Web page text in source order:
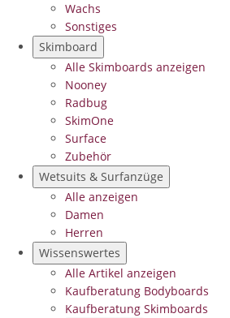
Wachs
Sonstiges
Skimboard
Alle Skimboards anzeigen
Nooney
Radbug
SkimOne
Surface
Zubehör
Wetsuits & Surfanzüge
Alle anzeigen
Damen
Herren
Wissenswertes
Alle Artikel anzeigen
Kaufberatung Bodyboards
Kaufberatung Skimboards